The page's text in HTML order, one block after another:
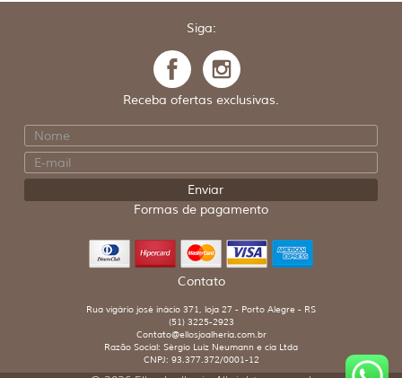
Siga:
Receba ofertas exclusivas.
Formas de pagamento
Contato
Rua vigário josé inácio 371, loja 27 - Porto Alegre - RS
(51) 3225-2923
Contato@ellosjoalheria.com.br
Razão Social: Sérgio Luiz Neumann e cia Ltda
CNPJ: 93.377.372/0001-12